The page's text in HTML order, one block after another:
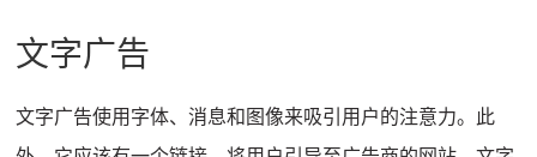
文字广告
文字广告使用字体、消息和图像来吸引用户的注意力。 此